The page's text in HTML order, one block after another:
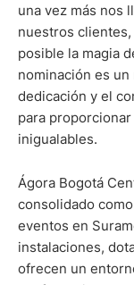
una vez más nos
nuestros
posible la magia
nominación es
dedicación y el
para
inigualables.
Ágora Bogotá
consolidado
eventos en
instalaciones,
ofrecen un